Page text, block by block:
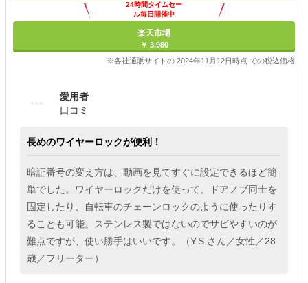
24時間タイムセー
ル毎日開催中
楽天市場
￥ 3,980
※各社通販サイトの 2024年11月12日時点 での税込価格
愛用者
口コミ
長めのワイヤーロックが便利！
暗証番号の変え方は、動画を見てすぐに設定できるほど簡
単でした。ワイヤーロックだけを使って、ドアノブ同士を
固定したり、自転車のチェーンロックのように使ったりす
ることも可能。ステンレス製ではないのでサビやすいのが
難点ですが、使い勝手はいいです。（Y.S.さん／女性／28
歳／フリーター）